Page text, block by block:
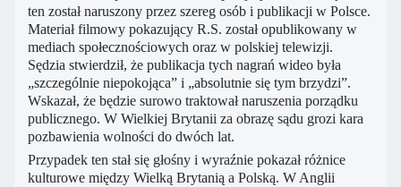
ten został naruszony przez szereg osób i publikacji w Polsce.
Materiał filmowy pokazujący R.S. został opublikowany w
mediach społecznościowych oraz w polskiej telewizji.
Sędzia stwierdził, że publikacja tych nagrań wideo była
„szczególnie niepokojąca” i „absolutnie się tym brzydzi”.
Wskazał, że będzie surowo traktował naruszenia porządku
publicznego. W Wielkiej Brytanii za obrazę sądu grozi kara
pozbawienia wolności do dwóch lat.
Przypadek ten stał się głośny i wyraźnie pokazał różnice
kulturowe między Wielką Brytanią a Polską. W Anglii